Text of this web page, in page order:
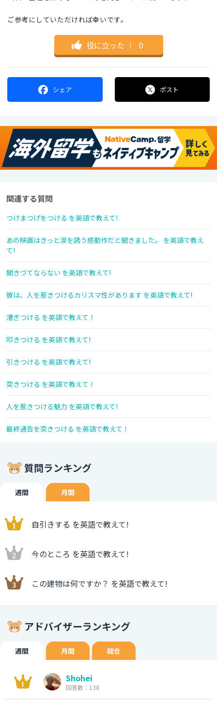
ご参考にしていただければ幸いです。
役に立った ｜ 0
シェア ポスト
関連する質問
つけまつげをつける を英語で教えて!
あの映画はきっと涙を誘う感動作だと聞きました。 を英語で教え
て!
聞きづてならない を英語で教えて!
彼は、人を惹きつけるカリスマ性があります を英語で教えて!
漕ぎつける を英語で教えて！
叩きつける を英語で教えて!
引きつける を英語で教えて!
突きつける を英語で教えて！
人を惹きつける魅力 を英語で教えて!
最終通告を突きつける を英語で教えて！
質問ランキング
週間 月間
自引きする を英語で教えて!
今のところ を英語で教えて!
この建物は何ですか？ を英語で教えて!
アドバイザーランキング
週間 月間 総合
Shohei
回答数：138